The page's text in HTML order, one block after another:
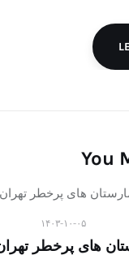
You
۱۴۰۳-۱۰-۰۵
های پرخطر